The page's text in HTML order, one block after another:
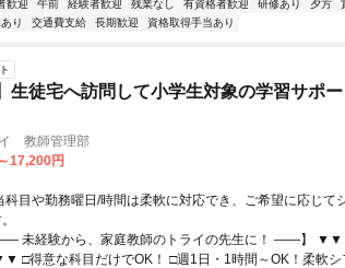
歓迎 午前 経験者歓迎 残業なし 有資格者歓迎 研修あり 夕方
り 交通費支給 長期歓迎 資格取得手当あり
生徒宅へ訪問して小学生対象の学習サポ
教師管理部
17,200円
科目や勤務曜日/時間は柔軟に対応でき、ご希望に応じて
未経験から、家庭教師のトライの先生に！ ――】 ▼▼
□得意な科目だけでOK！ □週1日・1時間～OK！柔軟シ